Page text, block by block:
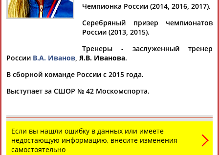
Тамилла
АБАСОВА
Рамазан
АБАЧАРАЕВ
АБАШИДЗЕ
Флюра
Татьяна
Акжана
Чемпионка России (2014, 2016, 2017).
Серебряный призер чемпионатов
России (2013, 2015).
Тренеры - заслуженный тренер
России В.А. Иванов, Я.В. Иванова.
В сборной команде России с 2015 года.
Выступает за СШОР № 42 Москомспорта.
Если вы нашли ошибку в данных или имеете
недостающую информацию, внесите изменения
самостоятельно